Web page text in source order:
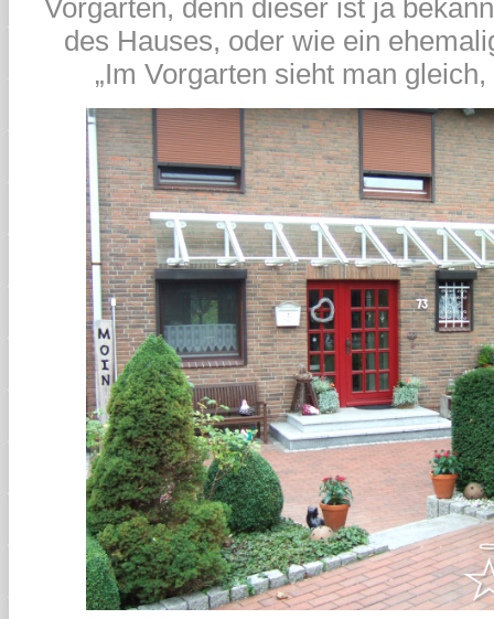
Vorgarten, denn dieser ist ja
des Hauses, oder wie ein
„Im Vorgarten sieht man